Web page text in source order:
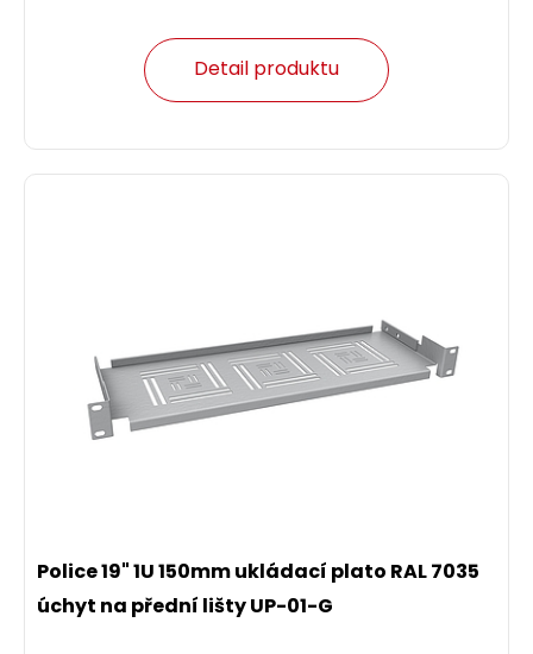
Detail produktu
Police 19" 1U 150mm ukládací plato RAL 7035
úchyt na přední lišty UP-01-G